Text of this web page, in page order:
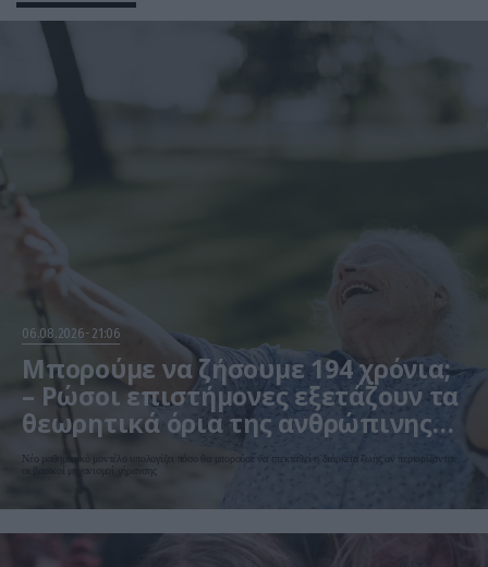
06.08.2026 21:06
Μπορούμε να ζήσουμε 194 χρόνια;
– Ρώσοι επιστήμονες εξετάζουν τα
θεωρητικά όρια της ανθρώπινης
ζωής
Νέο μαθηματικό μοντέλο υπολογίζει πόσο θα μπορούσε να επεκταθεί η διάρκεια ζωής αν περιορίζονταν
οι βασικοί μηχανισμοί γήρανσης